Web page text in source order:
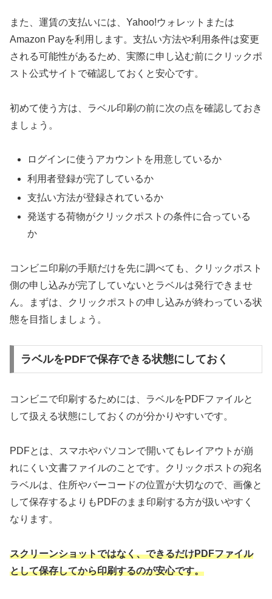
また、運賃の支払いには、Yahoo!ウォレットまたは
Amazon Payを利用します。支払い方法や利用条件は変更
される可能性があるため、実際に申し込む前にクリックポ
スト公式サイトで確認しておくと安心です。
初めて使う方は、ラベル印刷の前に次の点を確認しておき
ましょう。
ログインに使うアカウントを用意しているか
利用者登録が完了しているか
支払い方法が登録されているか
発送する荷物がクリックポストの条件に合っている
か
コンビニ印刷の手順だけを先に調べても、クリックポスト
側の申し込みが完了していないとラベルは発行できませ
ん。まずは、クリックポストの申し込みが終わっている状
態を目指しましょう。
ラベルをPDFで保存できる状態にしておく
コンビニで印刷するためには、ラベルをPDFファイルと
して扱える状態にしておくのが分かりやすいです。
PDFとは、スマホやパソコンで開いてもレイアウトが崩
れにくい文書ファイルのことです。クリックポストの宛名
ラベルは、住所やバーコードの位置が大切なので、画像と
して保存するよりもPDFのまま印刷する方が扱いやすく
なります。
スクリーンショットではなく、できるだけPDFファイル
として保存してから印刷するのが安心です。